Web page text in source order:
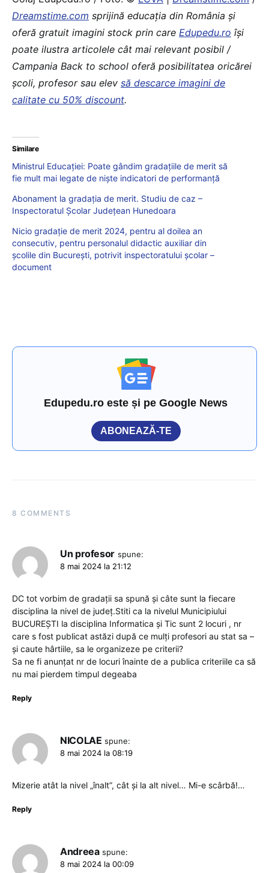
Dreamstime.com sprijină educaţia din România şi
oferă gratuit imagini stock prin care Edupedu.ro îşi
poate ilustra articolele cât mai relevant posibil /
Campania Back to school oferă posibilitatea oricărei
școli, profesor sau elev să descarce imagini de
calitate cu 50% discount.
Similare
Ministrul Educației: Poate gândim gradațiile de merit să
fie mult mai legate de niște indicatori de performanță
Abonament la gradația de merit. Studiu de caz –
Inspectoratul Școlar Județean Hunedoara
Nicio gradație de merit 2024, pentru al doilea an
consecutiv, pentru personalul didactic auxiliar din
școlile din București, potrivit inspectoratului școlar –
document
Edupedu.ro este și pe Google News
ABONEAZĂ-TE
8 COMMENTS
Un profesor spune:
8 mai 2024 la 21:12
DC tot vorbim de gradații sa spună și câte sunt la fiecare
disciplina la nivel de județ.Stiti ca la nivelul Municipiului
BUCUREȘTI la disciplina Informatica și Tic sunt 2 locuri , nr
care s fost publicat astăzi după ce mulți profesori au stat sa –
și caute hârtiile, sa le organizeze pe criterii?
Sa ne fi anunțat nr de locuri înainte de a publica criteriile ca să
nu mai pierdem timpul degeaba
Reply
NICOLAE spune:
8 mai 2024 la 08:19
Mizerie atât la nivel „înalt”, cât și la alt nivel… Mi-e scârbă!…
Reply
Andreea spune:
8 mai 2024 la 00:09